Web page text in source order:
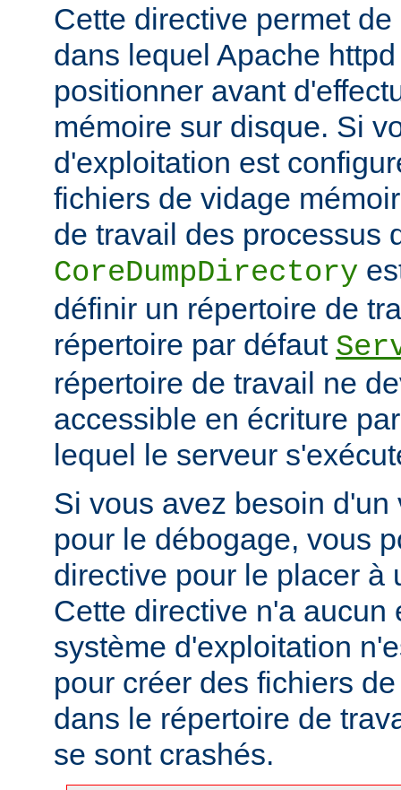
Cette directive permet
dans lequel Apache
positionner avant
mémoire sur disque. Si
d'exploitation est
fichiers de vidage
de travail des processus
CoreDumpDirectory
définir un répertoire de
répertoire par défaut
répertoire de travail ne
accessible en écriture
lequel le serveur
Si vous avez besoin
pour le débogage, vous
directive pour le placer à
Cette directive n'a aucun
système d'exploitation
pour créer des fichiers
dans le répertoire de
se sont crashés.